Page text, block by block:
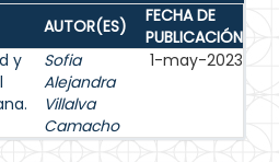
AUTOR(ES)
FECHA DE
PUBLICACIÓN
y
Sofia
Alejandra
Villalva
Camacho
1-may-2023